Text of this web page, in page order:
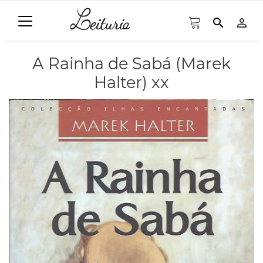
search person_outline
A Rainha de Sabá (Marek
Halter) xx